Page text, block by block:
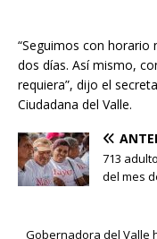
“Seguimos con
dos días. Así mismo,
requiera”, dijo el
Ciudadana del Valle.
713
del mes
Gobernadora del Valle